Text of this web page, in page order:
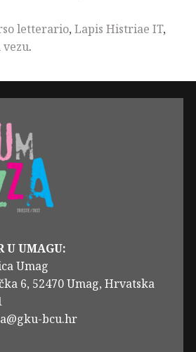
letterario, Lapis Histriae IT,
vezu.
U UMAGU:
Umag
6, 52470 Umag, Hrvatska
bcu.hr